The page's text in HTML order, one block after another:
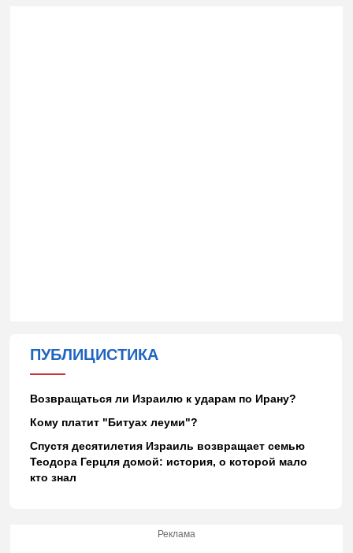
ПУБЛИЦИСТИКА
Возвращаться ли Израилю к ударам по Ирану?
Кому платит "Битуах леуми"?
Спустя десятилетия Израиль возвращает семью
Теодора Герцля домой: история, о которой мало
кто знал
Реклама